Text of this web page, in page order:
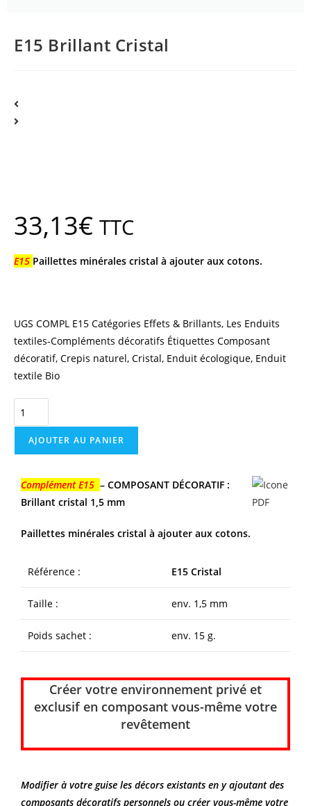
E15 Brillant Cristal
33,13€ TTC
E15 Paillettes minérales cristal à ajouter aux cotons.
UGS COMPL E15 Catégories Effets & Brillants, Les Enduits
textiles-Compléments décoratifs Étiquettes Composant
décoratif, Crepis naturel, Cristal, Enduit écologique, Enduit
textile Bio
AJOUTER AU PANIER
Complément E15 – COMPOSANT DÉCORATIF :
Brillant cristal 1,5 mm
Paillettes minérales cristal à ajouter aux cotons.
Référence : E15 Cristal
Taille : env. 1,5 mm
Poids sachet : env. 15 g.
Créer votre environnement privé et
exclusif en composant vous-même votre
revêtement
Modifier à votre guise les décors existants en y ajoutant des
composants décoratifs personnels ou créer vous-même votre